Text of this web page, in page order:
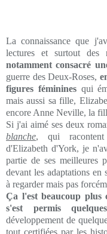
La connaissance que
lectures et surtout des
notamment consacré
guerre des Deux-Roses,
figures fémininesqui
mais aussi sa fille,
encore Anne Neville, la
Si j'ai aimé ses deux
blanche, qui
d'Elizabeth d'York, je
partie de ses meilleures
devant les adaptations en
à regarder mais pas
Ça l'est beaucoup plus
s'est permis
développement de
tout certifiées par les